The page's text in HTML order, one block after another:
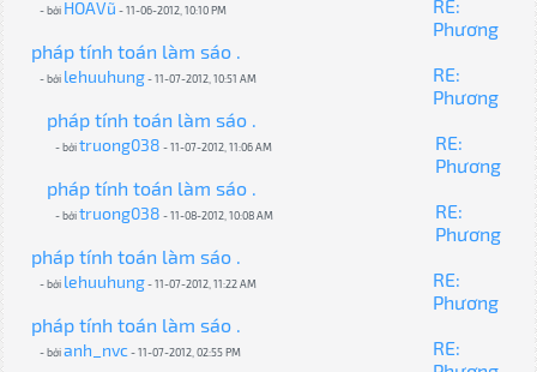
- bởi HOAVũ - 11-06-2012, 10:10 PM
RE:
Phương
pháp tính toán làm sáo .
- bởi lehuuhung- 11-07-2012, 10:51 AM
RE:
Phương
pháp tính toán làm sáo .
- bởitruong038 - 11-07-2012, 11:06 AM
RE:
Phương
pháp tính toán làm sáo .
- bởitruong038 - 11-08-2012, 10:08 AM
RE:
Phương
pháp tính toán làm sáo .
- bởi lehuuhung- 11-07-2012, 11:22 AM
RE:
Phương
pháp tính toán làm sáo .
- bởianh_nvc- 11-07-2012, 02:55 PM
RE: